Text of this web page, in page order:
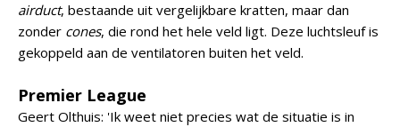
airduct, bestaande uit vergelijkbare kratten, maar dan
zonder cones, die rond het hele veld ligt. Deze luchtsleuf is
gekoppeld aan de ventilatoren buiten het veld.
Premier League
Geert Olthuis: 'Ik weet niet precies wat de situatie is in